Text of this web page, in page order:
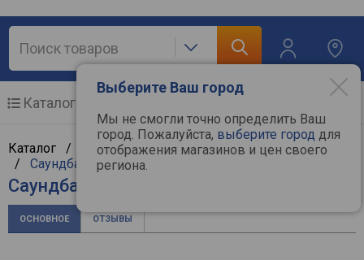
Выберите Ваш город
Мы не смогли точно определить Ваш
город. Пожалуйста, выберите город для
отображения магазинов и цен своего
региона.
Каталог
Каталог / Аудиотехника/Hi-Fi и Hi-End компоненты
/ Саундбары/JBL
Саундбар JBL Bar 5.1
ОСНОВНОЕ ОТЗЫВЫ